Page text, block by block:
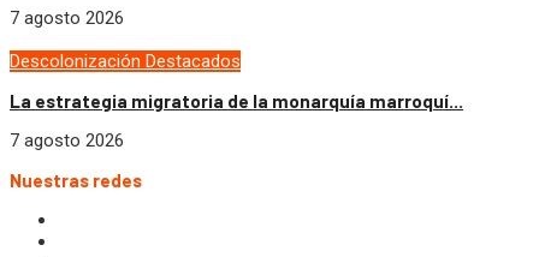
7 agosto 2026
Descolonización Destacados
La estrategia migratoria de la monarquía marroquí...
7 agosto 2026
Nuestras redes